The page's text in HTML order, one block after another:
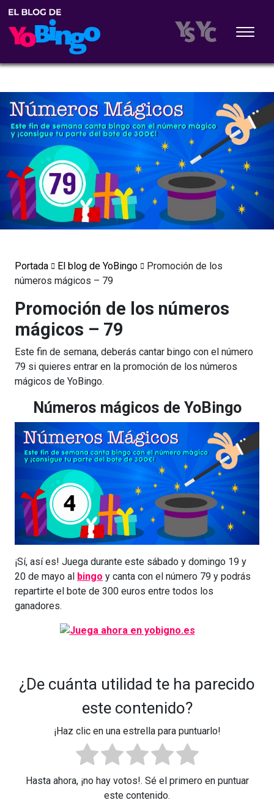
Portada El blog de YoBingo
Promoción de los
números mágicos – 79
Promoción de los números
mágicos – 79
Este fin de semana, deberás cantar bingo con el número
79 si quieres entrar en la promoción de los números
mágicos de YoBingo.
Números mágicos de YoBingo
¡Sí, así es! Juega durante este sábado y domingo 19 y
20 de mayo al bingo y canta con el número 79 y podrás
repartirte el bote de 300 euros entre todos los
ganadores.
¿De cuánta utilidad te ha parecido
este contenido?
¡Haz clic en una estrella para puntuarlo!
Hasta ahora, ¡no hay votos!. Sé el primero en puntuar
este contenido.